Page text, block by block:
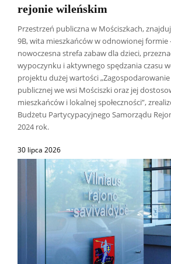
rejonie wileńskim
Przestrzeń publiczna w Mościszkach,
9B, wita mieszkańców w odnowionej
nowoczesna strefa zabaw dla dzieci,
wypoczynku i aktywnego spędzania czasu
projektu dużej wartości
publicznej we wsi Mościszki oraz jej
mieszkańców i lokalnej społeczności”,
Budżetu Partycypacyjnego Samorządu
2024 rok.
30 lipca 2026